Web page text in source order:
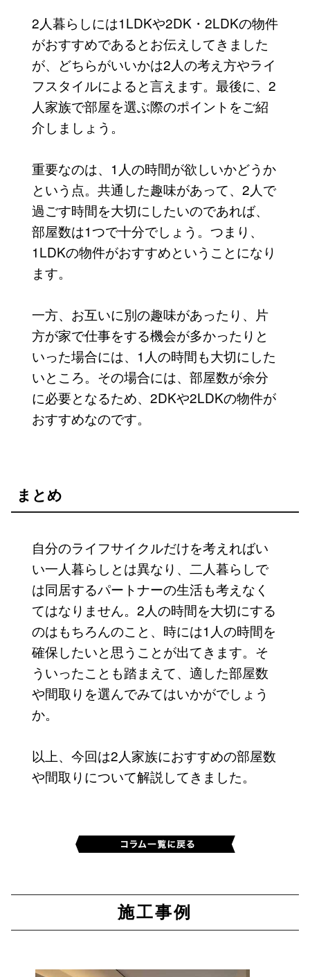
2人暮らしには1LDKや2DK・2LDKの物件
がおすすめであるとお伝えしてきました
が、どちらがいいかは2人の考え方やライ
フスタイルによると言えます。最後に、2
人家族で部屋を選ぶ際のポイントをご紹
介しましょう。
重要なのは、1人の時間が欲しいかどうか
という点。共通した趣味があって、2人で
過ごす時間を大切にしたいのであれば、
部屋数は1つで十分でしょう。つまり、
1LDKの物件がおすすめということになり
ます。
一方、お互いに別の趣味があったり、片
方が家で仕事をする機会が多かったりと
いった場合には、1人の時間も大切にした
いところ。その場合には、部屋数が余分
に必要となるため、2DKや2LDKの物件が
おすすめなのです。
まとめ
自分のライフサイクルだけを考えればい
い一人暮らしとは異なり、二人暮らしで
は同居するパートナーの生活も考えなく
てはなりません。2人の時間を大切にする
のはもちろんのこと、時には1人の時間を
確保したいと思うことが出てきます。そ
ういったことも踏まえて、適した部屋数
や間取りを選んでみてはいかがでしょう
か。
以上、今回は2人家族におすすめの部屋数
や間取りについて解説してきました。
施工事例